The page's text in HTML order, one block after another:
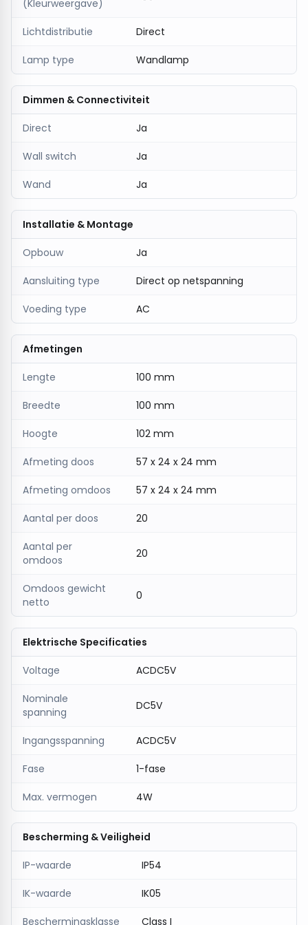
(Kleurweergave)
Lichtdistributie Direct
Lamp type Wandlamp
Dimmen & Connectiviteit
Direct Ja
Wall switch Ja
Wand Ja
Installatie & Montage
Opbouw Ja
Aansluiting type Direct op netspanning
Voeding type AC
Afmetingen
Lengte 100 mm
Breedte 100 mm
Hoogte 102 mm
Afmeting doos 57 x 24 x 24 mm
Afmeting omdoos 57 x 24 x 24 mm
Aantal per doos 20
Aantal per
omdoos
20
Omdoos gewicht
netto
0
Elektrische Specificaties
Voltage ACDC5V
Nominale
spanning
DC5V
Ingangsspanning ACDC5V
Fase 1-fase
Max. vermogen 4W
Bescherming & Veiligheid
IP-waarde IP54
IK-waarde IK05
Beschermingsklasse Class I